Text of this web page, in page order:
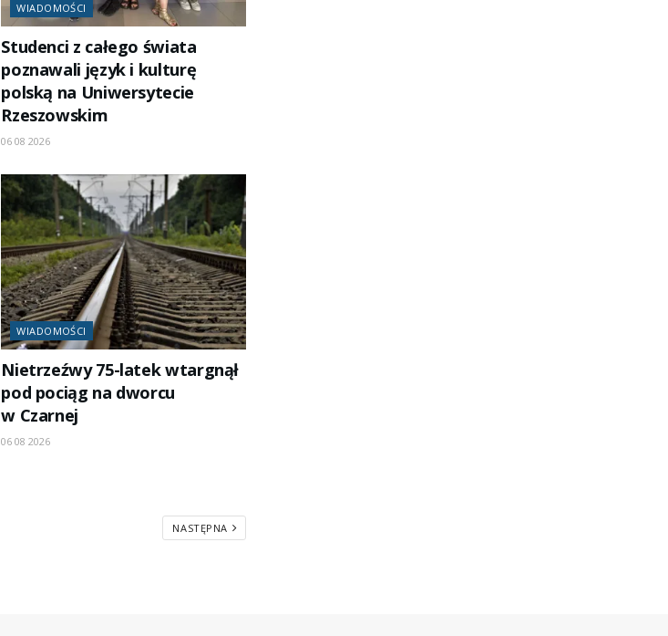
WIADOMOŚCI
Studenci z całego świata
poznawali język i kulturę
polską na Uniwersytecie
Rzeszowskim
06 08 2026
WIADOMOŚCI
Nietrzeźwy 75-latek wtargnął
pod pociąg na dworcu
w Czarnej
06 08 2026
NASTĘPNA